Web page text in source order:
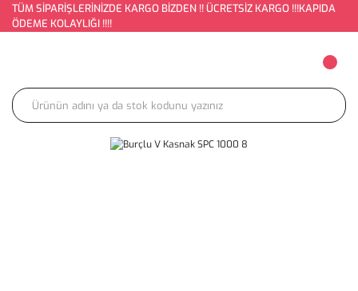
TÜM SİPARİŞLERİNİZDE KARGO BİZDEN !! ÜCRETSİZ KARGO !!!KAPIDA
ÖDEME KOLAYLIĞI !!!!